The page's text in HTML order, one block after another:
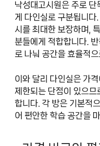
낙성대고시원은 주로 단
게 다인실로 구분됩니다
시를 최대한 보장하며,
분들에게 적합합니다.
로 나눠 공간을 효율적
이와 달리 다인실은 가
제한되는 단점이 있으므
합니다. 각 방은 기본적
어 편안한 학습 공간을